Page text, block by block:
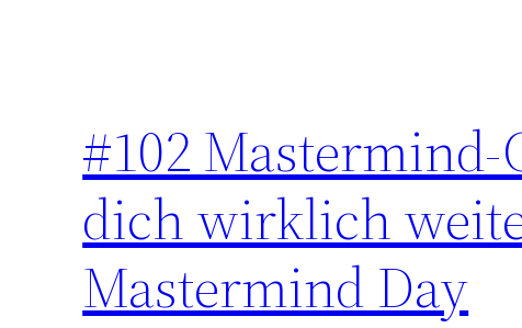
#102
dich wirklich
Mastermind Day